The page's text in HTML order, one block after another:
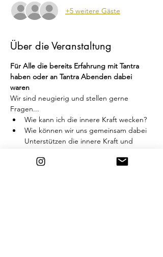
+5 weitere Gäste
Über die Veranstaltung
Für Alle die bereits Erfahrung mit Tantra
haben oder an Tantra Abenden dabei
waren
Wir sind neugierig und stellen gerne
Fragen...
Wie kann ich die innere Kraft wecken?
Wie können wir uns gemeinsam dabei
Unterstützen die innere Kraft und
Wie kann ich meine innere Göttin